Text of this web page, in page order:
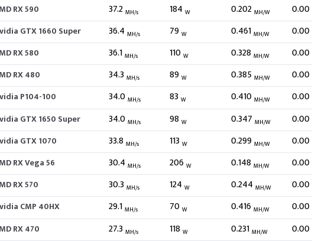
RX 590 37.2 MH/s 184W 0.202 MH/W 0.00
GTX 1660 Super 36.4 MH/s 79W 0.461 MH/W 0.00
RX 580 36.1 MH/s 110W 0.328 MH/W 0.00
RX 480 34.3 MH/s 89W 0.385 MH/W 0.00
P104-100 34.0 MH/s 83W 0.410 MH/W 0.00
GTX 1650 Super 34.0 MH/s 98W 0.347 MH/W 0.00
GTX 1070 33.8 MH/s 113W 0.299 MH/W 0.00
RX Vega 56 30.4 MH/s 206W 0.148 MH/W 0.00
RX 570 30.3 MH/s 124W 0.244 MH/W 0.00
CMP 40HX 29.1 MH/s 70W 0.416 MH/W 0.00
RX 470 27.3 MH/s 118W 0.231 MH/W 0.00